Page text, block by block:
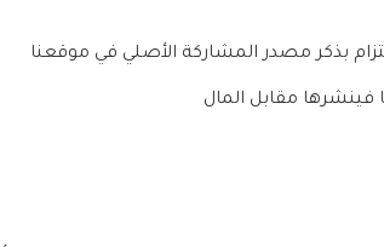
بذكر مصدر المشاركة الأصلي في موقعنا
فينشرها مقابل المال